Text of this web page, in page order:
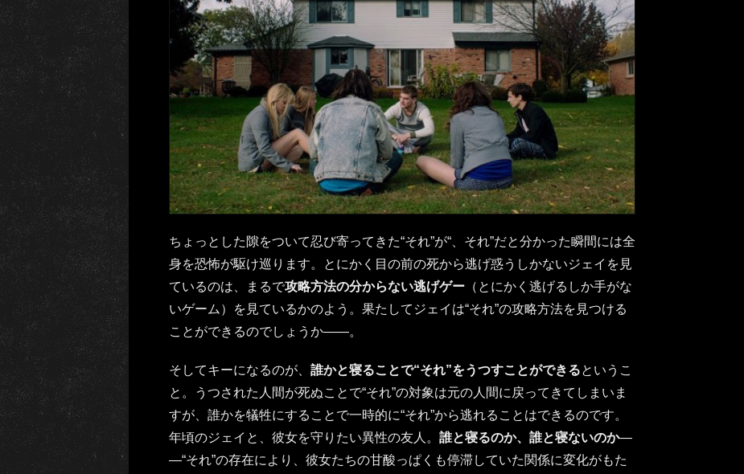
ちょっとした隙をついて忍び寄ってきた“それ”が“、それ”だと分かった瞬間には全
身を恐怖が駆け巡ります。とにかく目の前の死から逃げ惑うしかないジェイを見
ているのは、まるで攻略方法の分からない逃げゲー （とにかく逃げるしか手がな
いゲーム）を見ているかのよう。果たしてジェイは“それ”の攻略方法を見つける
ことができるのでしょうか――。
そしてキーになるのが、 誰かと寝ることで“それ”をうつすことができるというこ
と。うつされた人間が死ぬことで“それ”の対象は元の人間に戻ってきてしまいま
すが、誰かを犠牲にすることで一時的に“それ”から逃れることはできるのです。
年頃のジェイと、彼女を守りたい異性の友人。 誰と寝るのか、誰と寝ないのか―
―“それ”の存在により、彼女たちの甘酸っぱくも停滞していた関係に変化がもた